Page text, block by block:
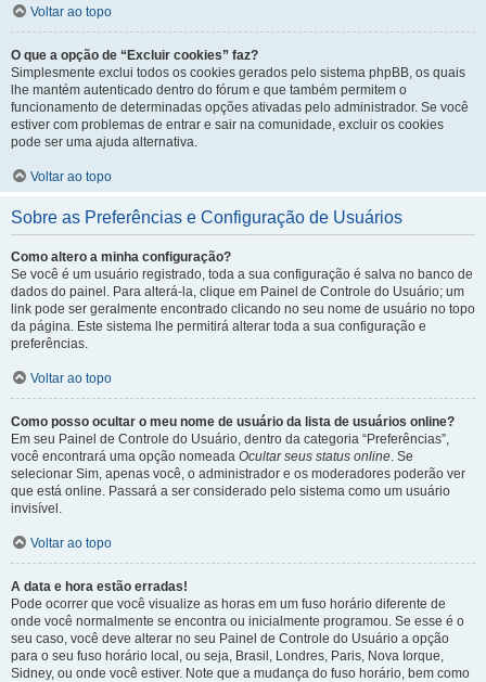
Voltar ao topo
O que a opção de “Excluir cookies” faz?
Simplesmente exclui todos os cookies gerados pelo sistema phpBB, os quais
lhe mantém autenticado dentro do fórum e que também permitem o
funcionamento de determinadas opções ativadas pelo administrador. Se você
estiver com problemas de entrar e sair na comunidade, excluir os cookies
pode ser uma ajuda alternativa.
Voltar ao topo
Sobre as Preferências e Configuração de Usuários
Como altero a minha configuração?
Se você é um usuário registrado, toda a sua configuração é salva no banco de
dados do painel. Para alterá-la, clique em Painel de Controle do Usuário; um
link pode ser geralmente encontrado clicando no seu nome de usuário no topo
da página. Este sistema lhe permitirá alterar toda a sua configuração e
preferências.
Voltar ao topo
Como posso ocultar o meu nome de usuário da lista de usuários online?
Em seu Painel de Controle do Usuário, dentro da categoria “Preferências”,
você encontrará uma opção nomeada Ocultar seus status online. Se
selecionar Sim, apenas você, o administrador e os moderadores poderão ver
que está online. Passará a ser considerado pelo sistema como um usuário
invisível.
Voltar ao topo
A data e hora estão erradas!
Pode ocorrer que você visualize as horas em um fuso horário diferente de
onde você normalmente se encontra ou inicialmente programou. Se esse é o
seu caso, você deve alterar no seu Painel de Controle do Usuário a opção
para o seu fuso horário local, ou seja, Brasil, Londres, Paris, Nova Iorque,
Sidney, ou onde você estiver. Note que a mudança do fuso horário, bem como